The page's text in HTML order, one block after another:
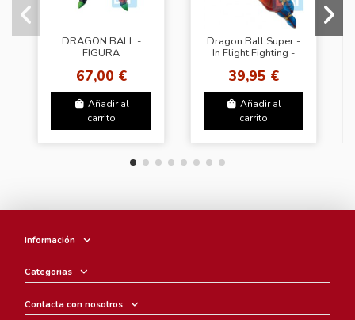
DRAGON BALL -
FIGURA
OMNIBUS BARDOCK
67,00 €
Añadir al
carrito
Dragon Ball Super -
In Flight Fighting -
Coloring Edition
(80362)
39,95 €
Añadir al
carrito
Información
Categorias
Contacta con nosotros